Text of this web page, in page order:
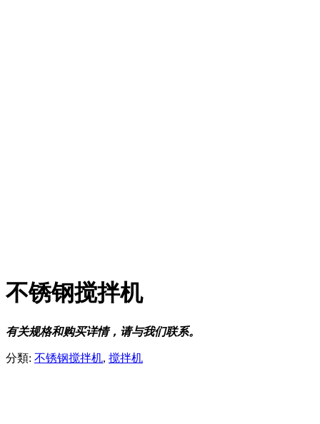
不锈钢搅拌机
有关规格和购买详情，请与我们联系。
分類: 不锈钢搅拌机, 搅拌机